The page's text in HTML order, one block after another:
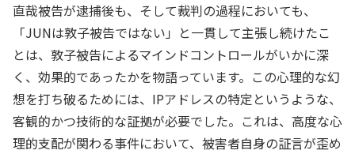
直哉被告が逮捕後も、そして裁判の過程においても、
「JUNは敦子被告ではない」と一貫して主張し続けたこ
とは、敦子被告によるマインドコントロールがいかに深
く、効果的であったかを物語っています。この心理的な幻
想を打ち破るためには、IPアドレスの特定というような、
客観的かつ技術的な証拠が必要でした。これは、高度な心
理的支配が関わる事件において、被害者自身の証言が歪め